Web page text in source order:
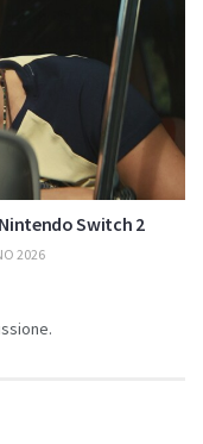
Switch 2
2026